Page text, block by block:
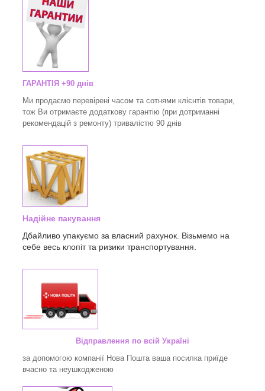
ГАРАНТІЯ +90 днів
Ми продаємо перевірені часом та сотнями клієнтів товари,
тож Ви отримаєте додаткову гарантію (при дотриманні
рекомендацій з ремонту) тривалістю 90 днів
Надійне пакування
Дбайливо упакуємо за власний рахунок. Візьмемо на
себе весь клопіт та ризики транспортування.
Відправлення по всій Україні
за допомогою компанії Нова Пошта ваша посилка приїде
вчасно та неушкодженою